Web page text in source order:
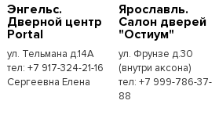
Энгельс.
Дверной центр
Portal
ул. Тельмана д.14А
тел: +7 917-324-21-16
Сергеевна Елена
Ярославль.
Салон дверей
"Остиум"
ул. Фрунзе д.30
(внутри аксона)
тел: +7 999-786-37-
88